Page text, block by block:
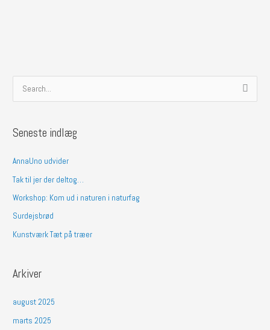
e
f
:
Seneste indlæg
AnnaUno udvider
Tak til jer der deltog…
Workshop: Kom ud i naturen i naturfag
Surdejsbrød
Kunstværk Tæt på træer
Arkiver
august 2025
marts 2025